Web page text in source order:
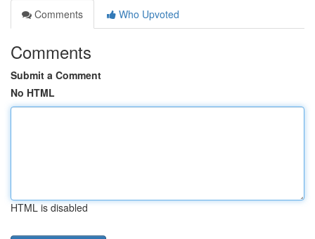
Comments
Who Upvoted
Comments
Submit a Comment
No HTML
HTML is disabled